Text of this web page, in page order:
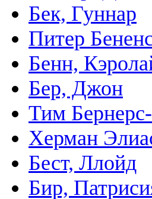
Бек, Гуннар
Питер
Бенн,
Бер, Джон
Тим
Херман
Бест, Ллойд
Бир,